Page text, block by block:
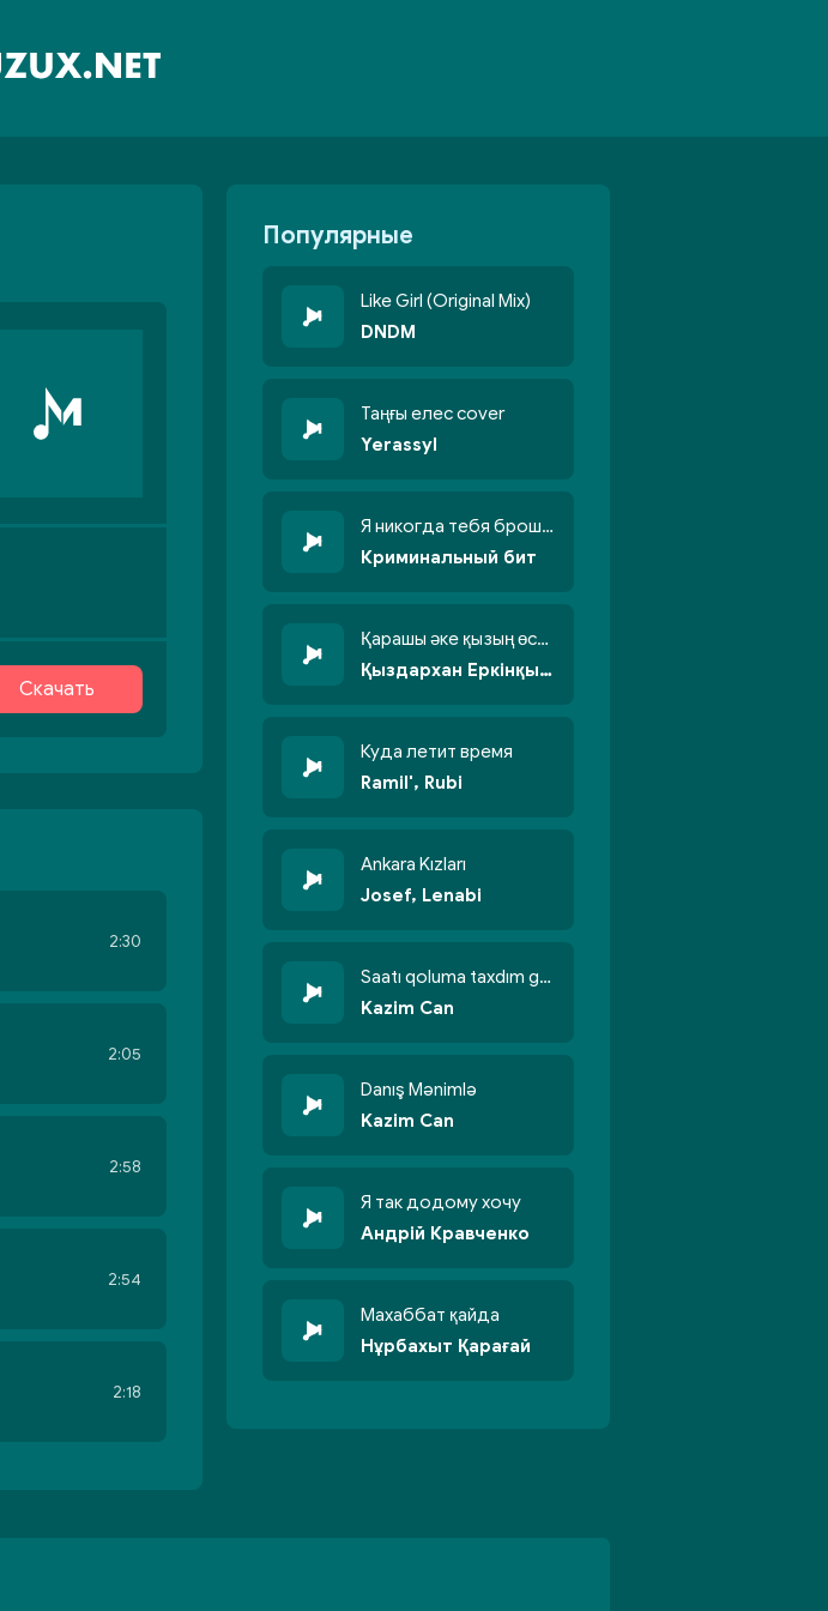
Скачать
2:30
2:05
2:58
2:54
2:18
Популярные
Like Girl (Original Mix)
DNDM
Таңғы елес cover
Yerassyl
Я никогда тебя брошу никогда не кину
Криминальный бит
Қарашы әке қызың өсті бойжеттіп
Қыздархан Еркінқызы
Куда летит время
Ramil', Rubi
Ankara Kızları
Josef, Lenabi
Saatı qoluma taxdım göyün üzünə qalxdım
Kazim Can
Danış Mənimlə
Kazim Can
Я так додому хочу
Андрій Кравченко
Махаббат қайда
Нұрбахыт Қарағай